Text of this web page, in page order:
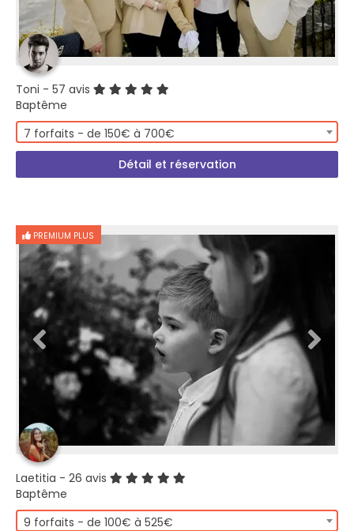
Toni - 57 avis
Baptême
7 forfaits - de 150€ à 700€
Détail et réservation
PREMIUM PLUS
Laetitia - 26 avis
Baptême
9 forfaits - de 100€ à 525€